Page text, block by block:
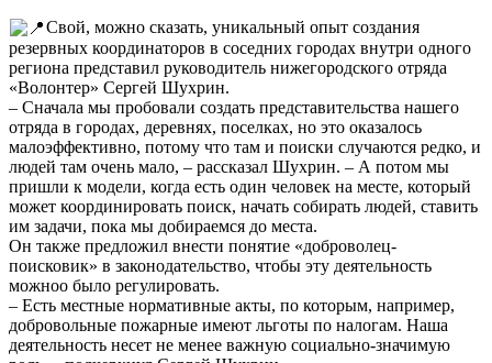
Свой, можно сказать, уникальный опыт создания
резервных координаторов в соседних городах внутри одного
региона представил руководитель нижегородского отряда
«Волонтер» Сергей Шухрин.
– Сначала мы пробовали создать представительства нашего
отряда в городах, деревнях, поселках, но это оказалось
малоэффективно, потому что там и поиски случаются редко, и
людей там очень мало, – рассказал Шухрин. – А потом мы
пришли к модели, когда есть один человек на месте, который
может координировать поиск, начать собирать людей, ставить
им задачи, пока мы добираемся до места.
Он также предложил внести понятие «доброволец-
поисковик» в законодательство, чтобы эту деятельность
можноо было регулировать.
– Есть местные нормативные акты, по которым, например,
добровольные пожарные имеют льготы по налогам. Наша
деятельность несет не менее важную социально-значимую